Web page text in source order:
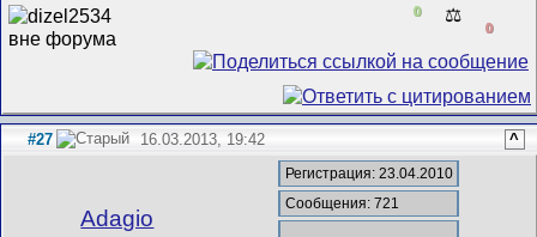
0 ⚖️
0
#27 16.03.2013, 19:42 ^
Adagio
Регистрация: 23.04.2010
Сообщения: 721